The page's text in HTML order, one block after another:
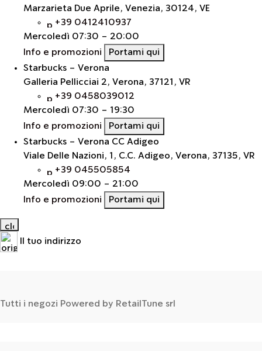
Marzarieta Due Aprile, Venezia, 30124, VE
+39 0412410937
Mercoledì 07:30 - 20:00
Info e promozioni
Portami qui
Starbucks - Verona
Galleria Pellicciai 2, Verona, 37121, VR
+39 0458039012
Mercoledì 07:30 - 19:30
Info e promozioni
Portami qui
Starbucks - Verona CC Adigeo
Viale Delle Nazioni, 1, C.C. Adigeo, Verona, 37135, VR
+39 045505854
Mercoledì 09:00 - 21:00
Info e promozioni
Portami qui
Il tuo indirizzo
Tutti i negozi Powered by Retail Tune srl